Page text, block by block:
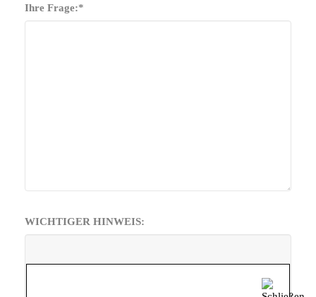
Ihre Frage:*
WICHTIGER HINWEIS: